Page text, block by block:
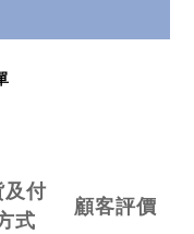
及付
式
顧客評價